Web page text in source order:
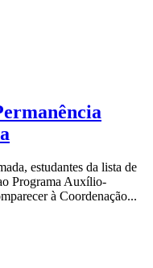
estudantes da lista de
Programa Auxílio-
à Coordenação...